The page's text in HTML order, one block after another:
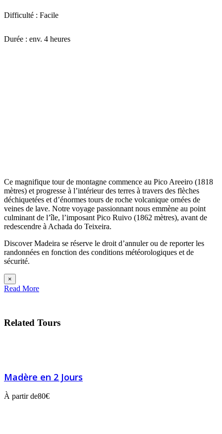
Difficulté : Facile
Durée : env. 4 heures
Ce magnifique tour de montagne commence au Pico Areeiro (1818
mètres) et progresse à l’intérieur des terres à travers des flèches
déchiquetées et d’énormes tours de roche volcanique ornées de
veines de lave. Notre voyage passionnant nous emmène au point
culminant de l’île, l’imposant Pico Ruivo (1862 mètres), avant de
redescendre à Achada do Teixeira.
Discover Madeira se réserve le droit d’annuler ou de reporter les
randonnées en fonction des conditions météorologiques et de
sécurité.
×
Read More
Related Tours
Madère en 2 Jours
À partir de80€